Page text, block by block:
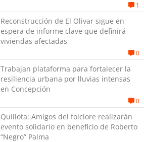
1
Reconstrucción de El Olivar sigue en
espera de informe clave que definirá
viviendas afectadas
0
Trabajan plataforma para fortalecer la
resiliencia urbana por lluvias intensas
en Concepción
0
Quillota: Amigos del folclore realizarán
evento solidario en beneficio de Roberto
“Negro” Palma